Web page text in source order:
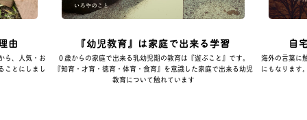
由
ら、人気・お
ことにしまし
『幼児教育』は家庭で出来る学習
０歳からの家庭で出来る乳幼児期の教育は『遊ぶこと』です。
『知育・才育・徳育・体育・食育』を意識した家庭で出来る幼児
教育について触れています
自
海外の言葉に
にもなります